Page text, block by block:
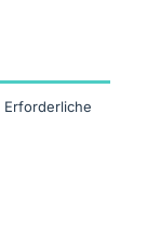
Erforderliche